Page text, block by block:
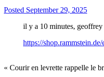
Posted September 29, 2025
il y a 10 minutes, geoffrey
https://
« Courir en levrette rappelle le